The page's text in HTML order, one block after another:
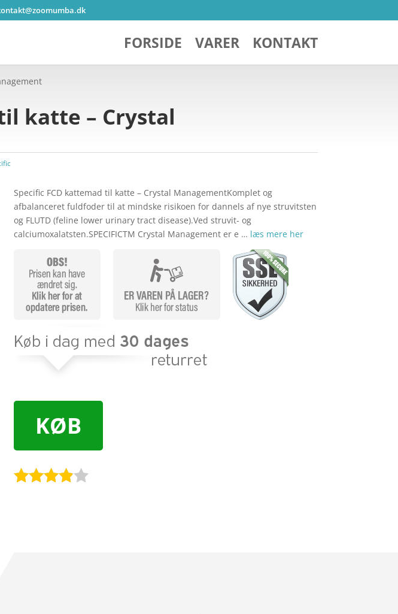
FORSIDE VARER KONTAKT
katte – Crystal
Specific FCD kattemad til katte – Crystal ManagementKomplet og
afbalanceret fuldfoder til at mindske risikoen for dannels af nye struvitsten
og FLUTD (feline lower urinary tract disease).Ved struvit- og
calciumoxalatsten.SPECIFICTM Crystal Management er e … læs mere her
KØB